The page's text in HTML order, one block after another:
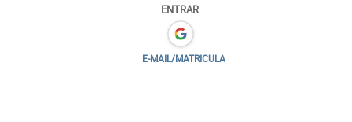
ENTRAR
E-MAIL/MATRICULA